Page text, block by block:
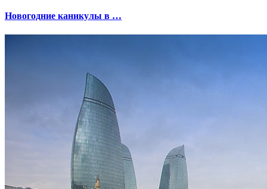
Новогодние каникулы в …